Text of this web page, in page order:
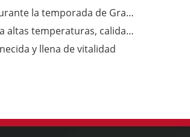
Fongming Cable丨Costumbres tradicionales durante la temporada de Granos en Espiga
Fongming Cable丨Alambre de mica resistente a altas temperaturas, calidad confiable, resistente a temperaturas de hasta 500 grados.
y llena de vitalidad